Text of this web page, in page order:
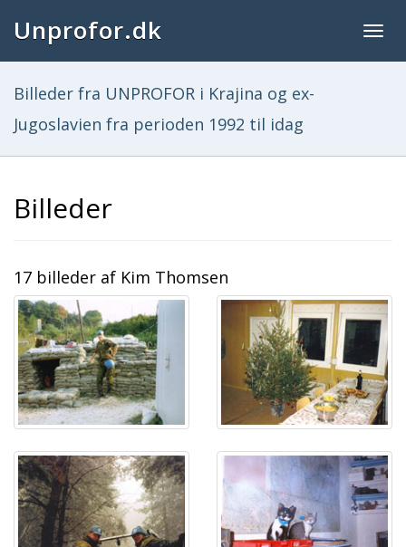
Unprofor.dk
Billeder fra UNPROFOR i Krajina og ex-
Jugoslavien fra perioden 1992 til idag
Billeder
17 billeder af Kim Thomsen